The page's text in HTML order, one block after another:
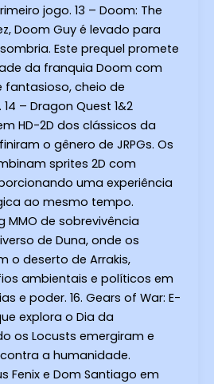
jogo. 13 – Doom: The
Doom Guy é levado para
Este prequel promete
da franquia Doom com
cheio de
– Dragon Quest 1&2
HD-2D dos clássicos da
o gênero de JRPGs. Os
sprites 2D com
uma experiência
ao mesmo tempo.
MMO de sobrevivência
de Duna, onde os
o deserto de Arrakis,
ambientais e políticos em
e poder. 16. Gears of War: E-
explora o Dia da
os Locusts emergiram e
a humanidade.
Fenix e Dom Santiago em